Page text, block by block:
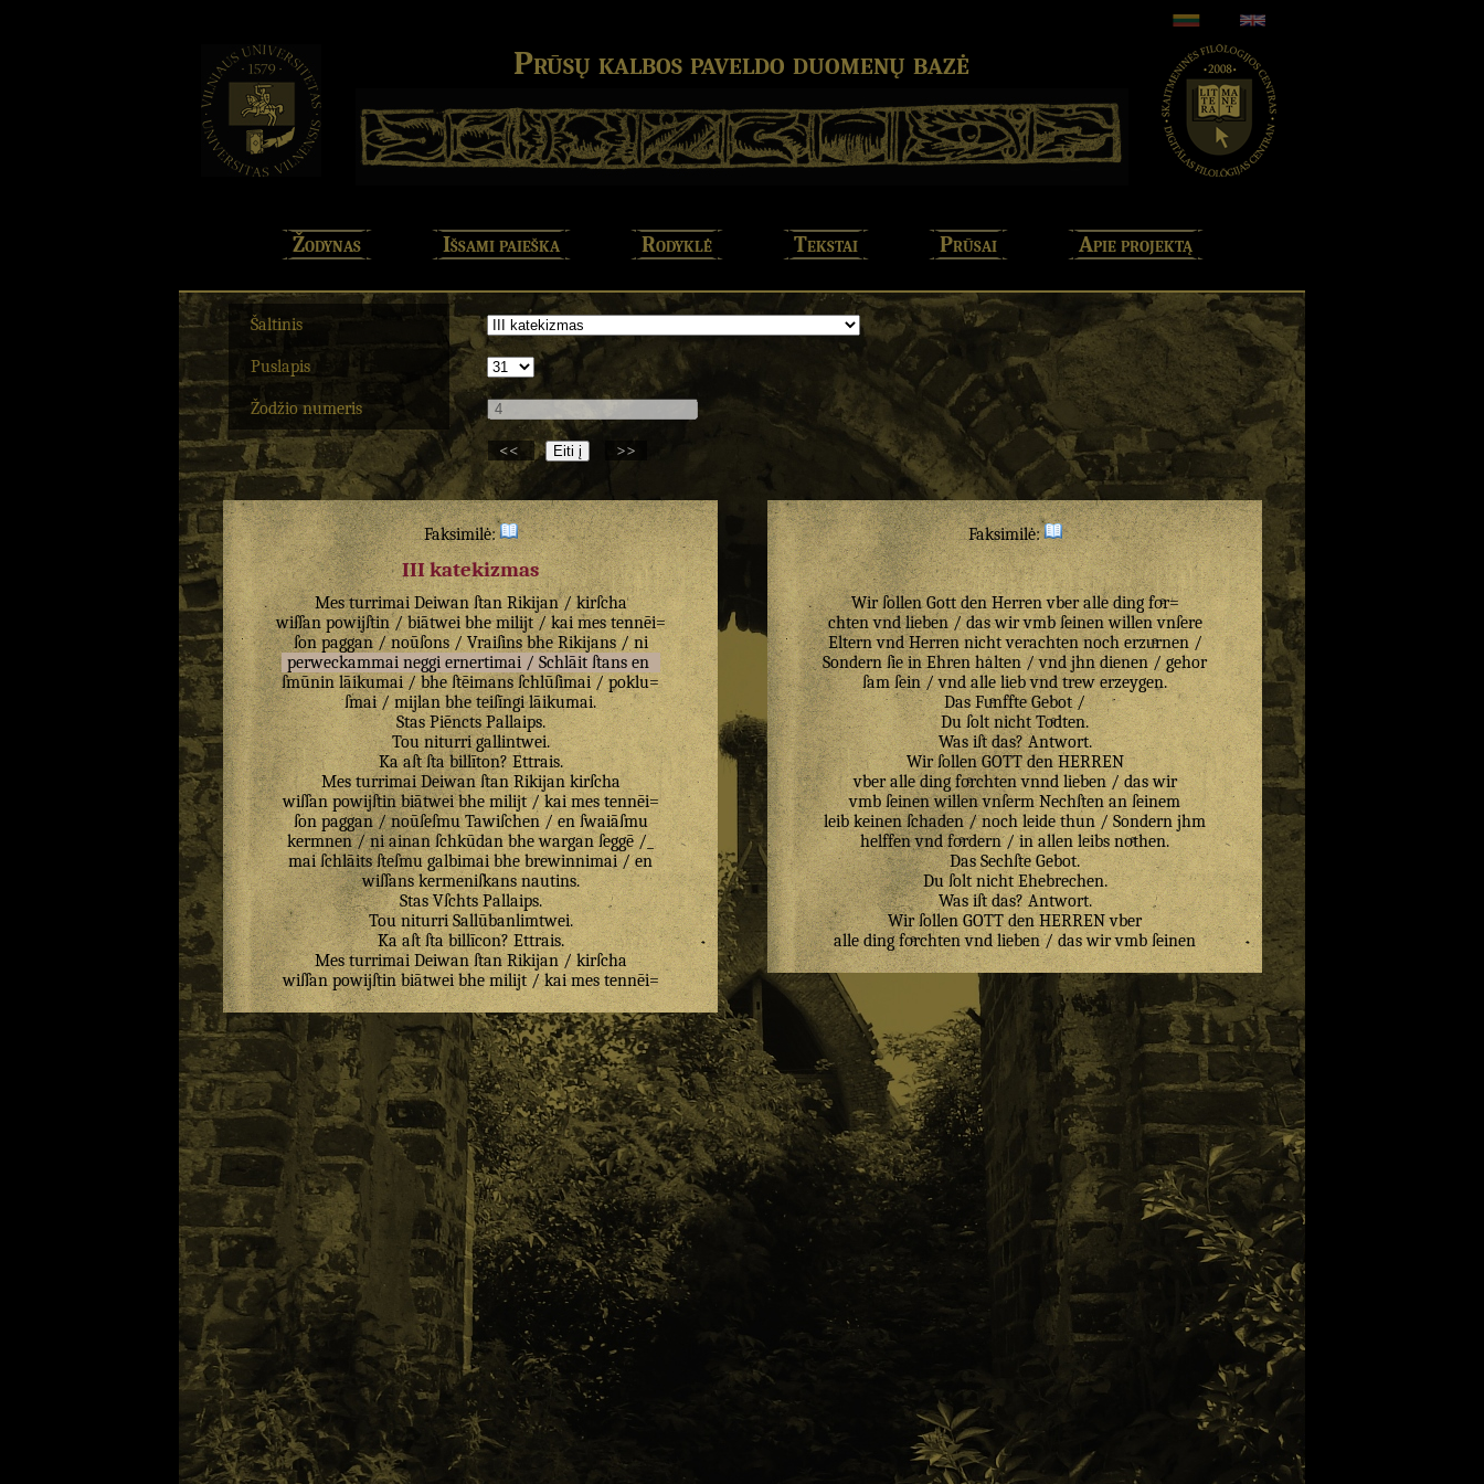
Prūsų kalbos paveldo duomenų bazė
Žodynas Išsami paieška Rodyklė Tekstai Prūsai Apie projektą
Šaltinis
Puslapis
Žodžio numeris
<< >>
Faksimilė:
III katekizmas
Mes turrimai Deiwan ſtan Rikijan/kirſcha
wiſſan powijſtin/biātwei bhe milijt/kai mes tennēi=
ſon paggan/noūſons/ Vraiſins bhe Rikijans/ni
perweckammai neggi ernertimai/ Schlāit ſtans en
ſmūnin lāikumai/bhe ſtēimans ſchlūſimai/poklu=
ſmai/mijlan bhe teiſīngi lāikumai.
Stas Piēncts Pallaips.
Tou niturri gallintwei.
Ka aſt ſta billīton?Ettrais.
Mes turrimai Deiwan ſtan Rikijan kirſcha
wiſſan powijſtin biātwei bhe milijt/kai mes tennēi=
ſon paggan/noūſeſmu Tawiſchen/ en ſwaiāſmu
kermnen/ni ainan ſchkūdan bhe wargan ſeggē/_
mai ſchlāits ſteſmu galbimai bhe brewinnimai/en
wiſſans kermeniſkans nautins.
Stas Vſchts Pallaips.
Tou niturri Sallūbanlimtwei.
Ka aſt ſta billīcon?Ettrais.
Mes turrimai Deiwan ſtan Rikijan/kirſcha
wiſſan powijſtin biātwei bhe milijt/kai mes tennēi=
Faksimilė:
Wir ſollen Gott den Herren vber alle ding foͤr=
chten vnd lieben / das wir vmb ſeinen willen vnſere
Eltern vnd Herren nicht verachten noch erzuͤrnen /
Sondern ſie in Ehren halten / vnd jhn dienen / gehor
ſam ſein / vnd alle lieb vnd trew erzeygen.
Das Fuͤnffte Gebot /
Du ſolt nicht Toͤdten.
Was iſt das? Antwort.
Wir ſollen GOTT den HERREN
vber alle ding foͤrchten vnnd lieben / das wir
vmb ſeinen willen vnſerm Nechſten an ſeinem
leib keinen ſchaden / noch leide thun / Sondern jhm
helffen vnd foͤrdern / in allen leibs noͤthen.
Das Sechſte Gebot.
Du ſolt nicht Ehebrechen.
Was iſt das? Antwort.
Wir ſollen GOTT den HERREN vber
alle ding foͤrchten vnd lieben / das wir vmb ſeinen